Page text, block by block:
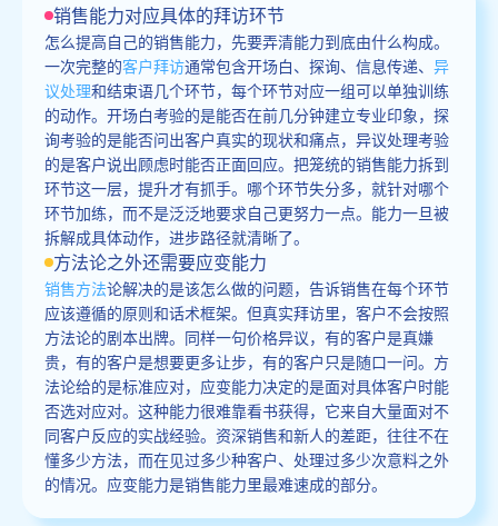
销售能力对应具体的拜访环节
怎么提高自己的销售能力，先要弄清能力到底由什么构成。
一次完整的客户拜访通常包含开场白、探询、信息传递、 异
议处理和结束语几个环节，每个环节对应一组可以单独训练
的动作。开场白考验的是能否在前几分钟建立专业印象，探
询考验的是能否问出客户真实的现状和痛点，异议处理考验
的是客户说出顾虑时能否正面回应。把笼统的销售能力拆到
环节这一层，提升才有抓手。哪个环节失分多，就针对哪个
环节加练，而不是泛泛地要求自己更努力一点。能力一旦被
拆解成具体动作，进步路径就清晰了。
方法论之外还需要应变能力
销售方法论解决的是该怎么做的问题，告诉销售在每个环节
应该遵循的原则和话术框架。但真实拜访里，客户不会按照
方法论的剧本出牌。同样一句价格异议，有的客户是真嫌
贵，有的客户是想要更多让步，有的客户只是随口一问。方
法论给的是标准应对，应变能力决定的是面对具体客户时能
否选对应对。这种能力很难靠看书获得，它来自大量面对不
同客户反应的实战经验。资深销售和新人的差距，往往不在
懂多少方法，而在见过多少种客户、处理过多少次意料之外
的情况。应变能力是销售能力里最难速成的部分。